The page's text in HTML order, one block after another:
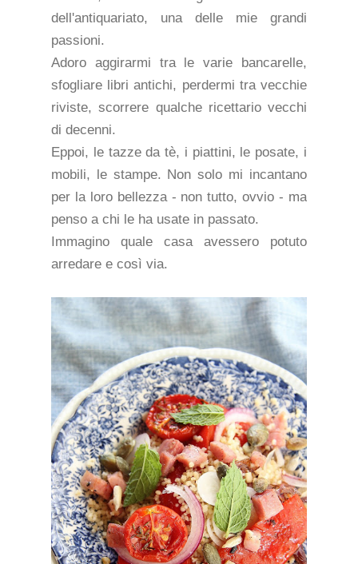
dell'antiquariato, una delle mie grandi
passioni.
Adoro aggirarmi tra le varie bancarelle,
sfogliare libri antichi, perdermi tra vecchie
riviste, scorrere qualche ricettario vecchi
di decenni.
Eppoi, le tazze da tè, i piattini, le posate, i
mobili, le stampe. Non solo mi incantano
per la loro bellezza - non tutto, ovvio - ma
penso a chi le ha usate in passato.
Immagino quale casa avessero potuto
arredare e così via.